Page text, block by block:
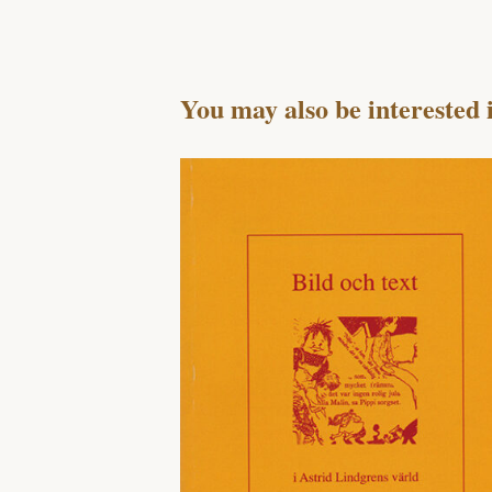
You may also be interested